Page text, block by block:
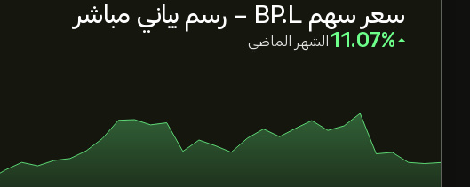
سعر سهم BP.L - رسم بياني مباشر
‎11.07‎ الشهر الماضي